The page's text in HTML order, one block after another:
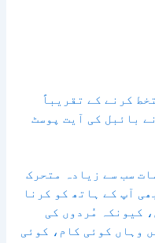
کرنے کے تقریباً
بائبل کی آیت پوسٹ
سب سے زیادہ متحرک
آپ کے ہاتھ کو کرنا
کیونکہ مُردوں کی
وہاں کوئی کام، کوئی